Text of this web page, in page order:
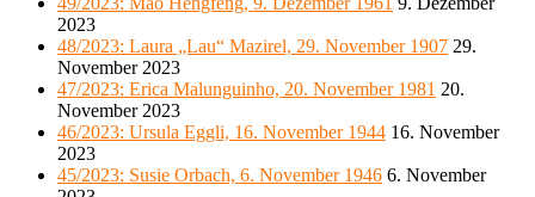
2023
48/2023: Laura „Lau“ Mazirel, 29. November 1907 29.
November 2023
47/2023: Erica Malunguinho, 20. November 1981 20.
November 2023
46/2023: Ursula Eggli, 16. November 1944 16. November
2023
45/2023: Susie Orbach, 6. November 1946 6. November